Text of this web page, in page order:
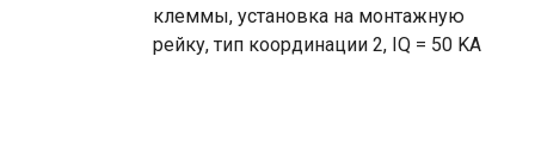
клеммы, установка на монтажную
рейку, тип координации 2, IQ = 50 KA